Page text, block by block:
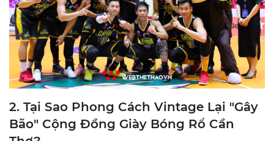
2. Tại Sao Phong Cách Vintage Lại "Gây
Bão" Cộng Đồng Giày Bóng Rổ Cần